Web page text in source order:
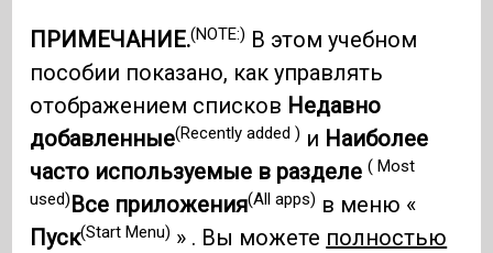
ПРИМЕЧАНИЕ.(NOTE:) В этом учебном
пособии показано, как управлять
отображением списков Недавно
добавленные(Recently added ) и Наиболее
часто используемые в разделе( Most
used)Все приложения(All apps) в меню «
Пуск(Start Menu) » . Вы можете полностью